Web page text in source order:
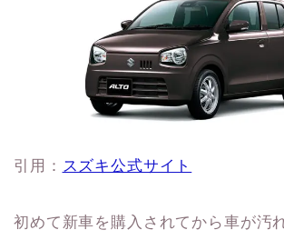
引用： スズキ公式サイト
初めて新車を購入されてから車が汚